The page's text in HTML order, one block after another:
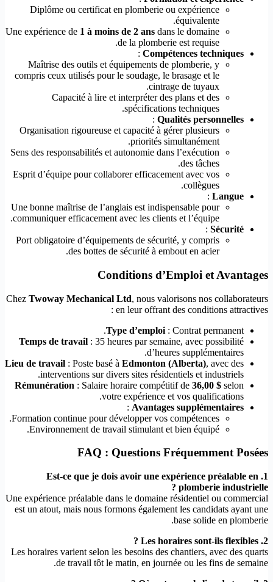
Diplôme ou certificat en plomberie ou expérience
équivalente.
Une expérience de 1 à moins de 2 ans dans le domaine
de la plomberie est requise.
Compétences techniques
:
Maîtrise des outils et équipements de plomberie, y
compris ceux utilisés pour le soudage, le brasage et le
cintrage de tuyaux.
Capacité à lire et interpréter des plans et des
spécifications techniques.
Qualités personnelles
:
Organisation rigoureuse et capacité à gérer plusieurs
priorités simultanément.
Sens des responsabilités et autonomie dans l’exécution
des tâches.
Esprit d’équipe pour collaborer efficacement avec vos
collègues.
Langue
:
Une bonne maîtrise de l’anglais est indispensable pour
communiquer efficacement avec les clients et l’équipe.
Sécurité
:
Port obligatoire d’équipements de sécurité, y compris
des bottes de sécurité à embout en acier.
Conditions d’Emploi et Avantages
Chez Twoway Mechanical Ltd, nous valorisons nos collaborateurs
en leur offrant des conditions attractives :
Type d’emploi : Contrat permanent.
Temps de travail : 35 heures par semaine, avec possibilité
d’heures supplémentaires.
Lieu de travail : Poste basé à Edmonton (Alberta), avec des
interventions sur divers sites résidentiels et industriels.
Rémunération : Salaire horaire compétitif de 36,00 $ selon
votre expérience et vos qualifications.
Avantages supplémentaires
:
Formation continue pour développer vos compétences.
Environnement de travail stimulant et bien équipé.
FAQ : Questions Fréquemment Posées
1. Est-ce que je dois avoir une expérience préalable en
plomberie industrielle ?
Une expérience préalable dans le domaine résidentiel ou commercial
est un atout, mais nous formons également les candidats ayant une
base solide en plomberie.
2. Les horaires sont-ils flexibles ?
Les horaires varient selon les besoins des chantiers, avec des quarts
de travail tôt le matin, en journée ou les fins de semaine.